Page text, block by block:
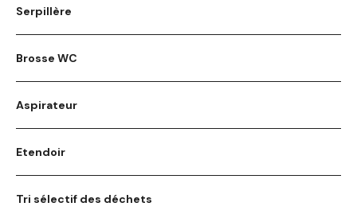
Serpillère
Brosse WC
Aspirateur
Etendoir
Tri sélectif des déchets